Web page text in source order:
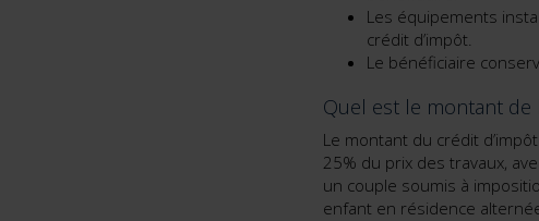
Les équipements
crédit d’impôt.
Le bénéficiaire
Quel est le montant de
Le montant du crédit
25% du prix des travaux,
un couple soumis à
enfant en résidence